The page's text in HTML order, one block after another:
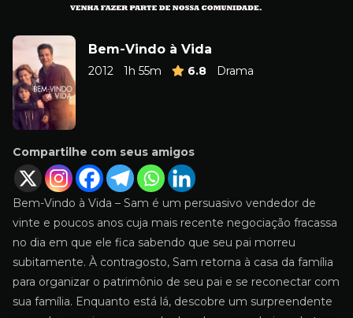
Bem-Vindo à Vida
2012 1h 55m 6.8 Drama
Compartilhe com seus amigos
Bem-Vindo à Vida – Sam é um persuasivo vendedor de
vinte e poucos anos cuja mais recente negociação fracassa
no dia em que ele fica sabendo que seu pai morreu
subitamente. À contragosto, Sam retorna à casa da família
para organizar o patrimônio de seu pai e se reconectar com
sua família. Enquanto está lá, descobre um surpreendente